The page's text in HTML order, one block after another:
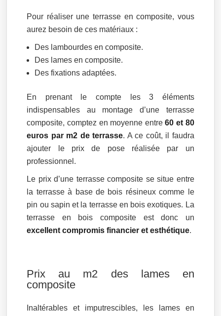
Pour réaliser une terrasse en composite, vous
aurez besoin de ces matériaux :
Des lambourdes en composite.
Des lames en composite.
Des fixations adaptées.
En prenant le compte les 3 éléments
indispensables au montage d’une terrasse
composite, comptez en moyenne entre60 et 80
euros par m2 de terrasse. A ce coût, il faudra
ajouter le prix de pose réalisée par un
professionnel.
Le prix d’une terrasse composite se situe entre
la terrasse à base de bois résineux comme le
pin ou sapin et la terrasse en bois exotiques. La
terrasse en bois composite est donc un
excellent compromis financier et esthétique.
Prix au m2 des lames en
composite
Inaltérables et imputrescibles, les lames en